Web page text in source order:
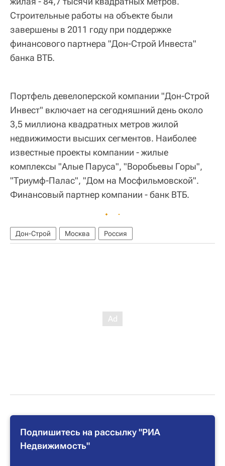
Строительные работы на объекте были
завершены в 2011 году при поддержке
финансового партнера "Дон-Строй Инвеста"
банка ВТБ.
Портфель девелоперской компании "Дон-Строй
Инвест" включает на сегодняшний день около
3,5 миллиона квадратных метров жилой
недвижимости высших сегментов. Наиболее
известные проекты компании - жилые
комплексы "Алые Паруса", "Воробьевы Горы",
"Триумф-Палас", "Дом на Мосфильмовской".
Финансовый партнер компании - банк ВТБ.
Дон-Строй Москва Россия
Подпишитесь на рассылку "РИА
Недвижимость"